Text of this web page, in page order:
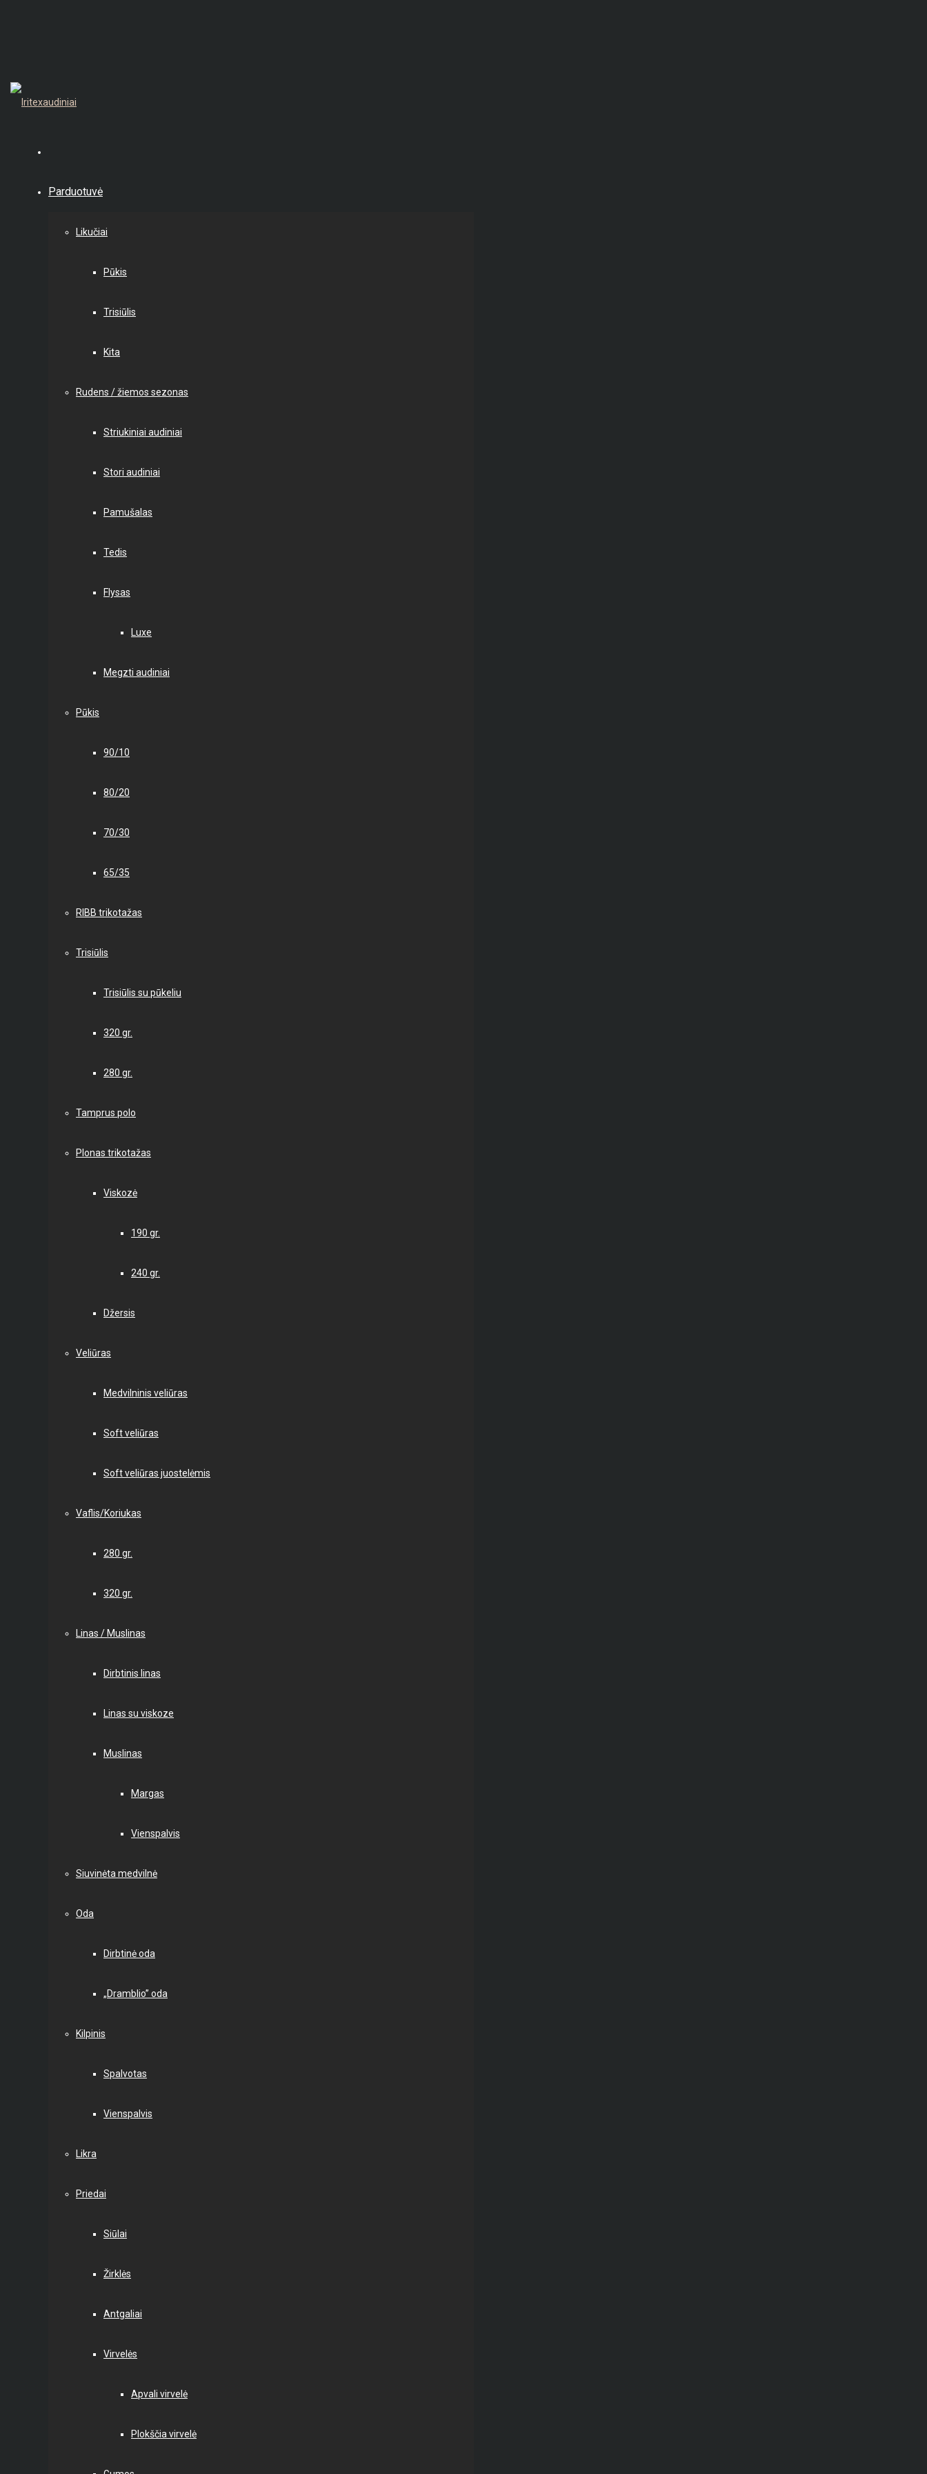
Parduotuvė
Likučiai
Pūkis
Trisiūlis
Kita
Rudens / žiemos sezonas
Striukiniai audiniai
Stori audiniai
Pamušalas
Tedis
Flysas
Luxe
Megzti audiniai
Pūkis
90/10
80/20
70/30
65/35
RIBB trikotažas
Trisiūlis
Trisiūlis su pūkeliu
320 gr.
280 gr.
Tamprus polo
Plonas trikotažas
Viskozė
190 gr.
240 gr.
Džersis
Veliūras
Medvilninis veliūras
Soft veliūras
Soft veliūras juostelėmis
Vaflis/Koriukas
280 gr.
320 gr.
Linas / Muslinas
Dirbtinis linas
Linas su viskoze
Muslinas
Margas
Vienspalvis
Siuvinėta medvilnė
Oda
Dirbtinė oda
„Dramblio” oda
Kilpinis
Spalvotas
Vienspalvis
Likra
Priedai
Siūlai
Žirklės
Antgaliai
Virvelės
Apvali virvelė
Plokščia virvelė